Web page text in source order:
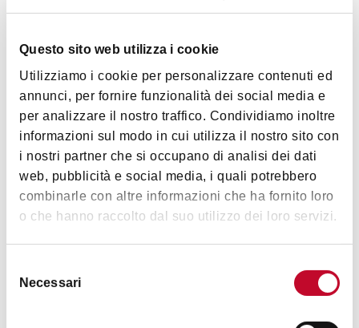
Questo sito web utilizza i cookie
Utilizziamo i cookie per personalizzare contenuti ed
annunci, per fornire funzionalità dei social media e
per analizzare il nostro traffico. Condividiamo inoltre
informazioni sul modo in cui utilizza il nostro sito con
i nostri partner che si occupano di analisi dei dati
web, pubblicità e social media, i quali potrebbero
combinarle con altre informazioni che ha fornito loro
o che hanno raccolto dal suo utilizzo dei loro servizi.
delNecessari
© Ph. Giorgio Barbato